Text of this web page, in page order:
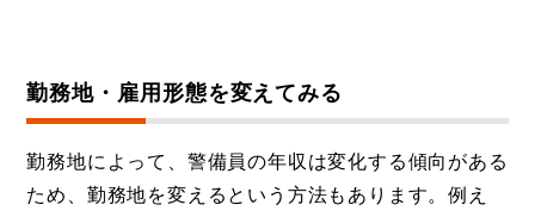
勤務地・雇用形態を変えてみる
勤務地によって、警備員の年収は変化する傾向がある
ため、勤務地を変えるという方法もあります。例え